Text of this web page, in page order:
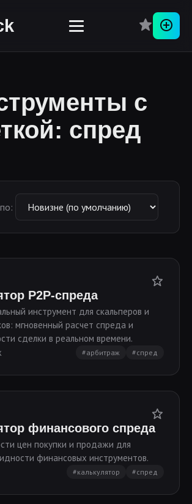
с
спред
P2P-спреда
инструмент для скальперов и
мгновенный расчет спреда и
сделки в реальном времени.
#арбитраж #спред
финансового спреда
цен покупки и продажи для
финансовых инструментов.
#калькулятор #спред